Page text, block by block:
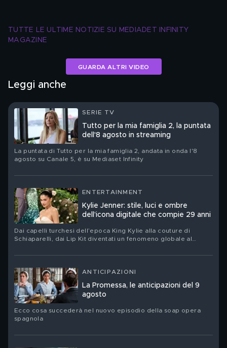
TUTTE LE ULTIME NOTIZIE SU MEDIADET INFINITY
MAGAZINE
GUARDA ALTRI VIDEO
Leggi anche
SERIE TV
Tutto per la mia famiglia 2, la puntata
dell'8 agosto in streaming
La puntata di Tutto per la mia famiglia 2, andata in onda l'8
agosto su Canale 5, è su Mediaset Infinity
ENTERTAINMENT
Kylie Jenner: stile, luci e ombre
dell’icona digitale che compie 29 anni
Dai capelli turchesi dell’epoca King Kylie alla couture di
Schiaparelli, dai Lip Kit diventati un fenomeno globale al
compleanno. Ritratto di una star che ha trasformato la propria
contraddizioni
ANTICIPAZIONI
La Promessa, le anticipazioni del 9
agosto
Ecco cosa succederà nel nuovo episodio della soap opera
spagnola